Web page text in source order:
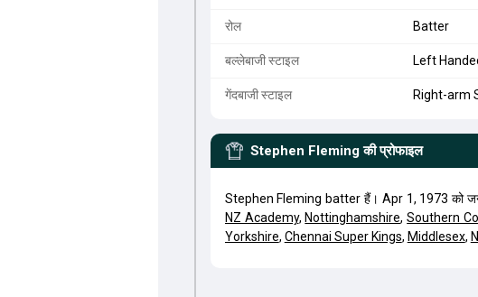
रोल Batter
बल्लेबाजी स्टाइल Left
गेंदबाजी स्टाइल Right-arm
Stephen Fleming की प्रोफाइल
Stephen Fleming batter हैं। Apr 1, 1973 को
NZ Academy, Nottinghamshire,Southern
Yorkshire, Chennai Super Kings, Middlesex,